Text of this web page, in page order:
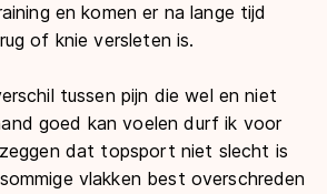
en komen er na lange tijd
of knie versleten is.
tussen pijn die wel en niet
goed kan voelen durf ik voor
dat topsport niet slecht is
vlakken best overschreden